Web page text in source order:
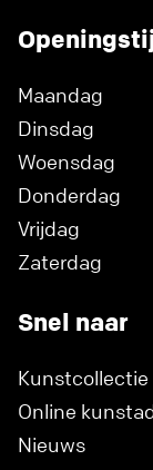
Maandag
Dinsdag
Woensdag
Donderdag
Vrijdag
Zaterdag
Snel naar
Kunstcollectie
Online
Nieuws